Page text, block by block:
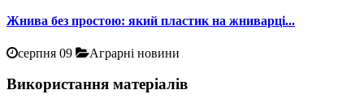
Жнива без простою: який пластик на жниварці...
серпня 09 Аграрні новини
Використання матеріалів